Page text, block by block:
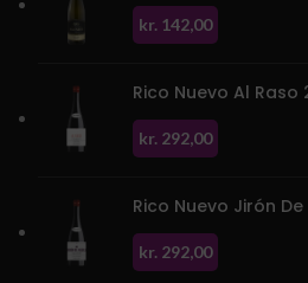
kr. 142,00
Rico Nuevo Al Raso
kr. 292,00
Rico Nuevo Jirón De
kr. 292,00